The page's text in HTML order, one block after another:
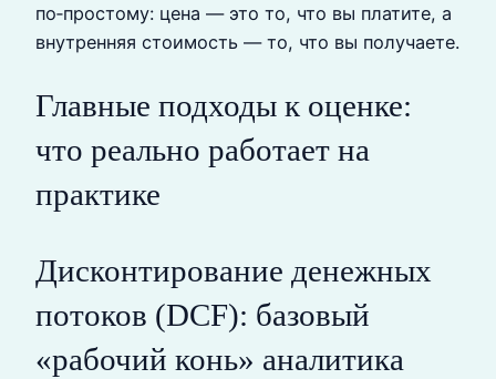
по‑простому: цена — это то, что вы платите, а
внутренняя стоимость — то, что вы получаете.
Главные подходы к оценке:
что реально работает на
практике
Дисконтирование денежных
потоков (DCF): базовый
«рабочий конь» аналитика